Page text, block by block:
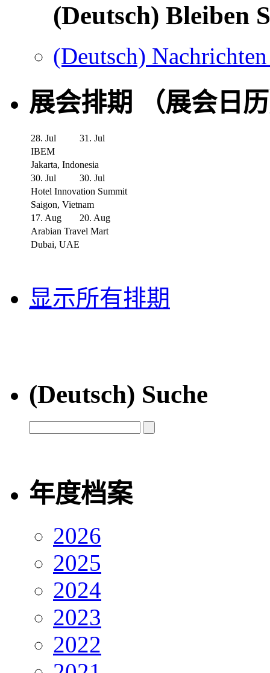
(Deutsch) Bleiben
(Deutsch)
展会排期 （展会日
28. Jul
31. Jul
IBEM
Jakarta, Indonesia
30. Jul
30. Jul
Hotel Innovation Summit
Saigon, Vietnam
17. Aug
20. Aug
Arabian Travel Mart
Dubai, UAE
显示所有排期
(Deutsch) Suche
年度档案
2026
2025
2024
2023
2022